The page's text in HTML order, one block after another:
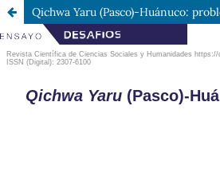
Qichwa Yaru (Pasco)-Huánuco: